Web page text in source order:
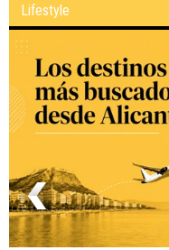
Lifestyle